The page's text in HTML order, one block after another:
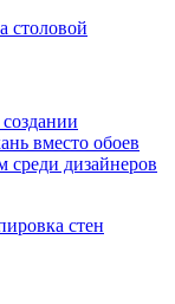
вместо обоев
среди дизайнеров